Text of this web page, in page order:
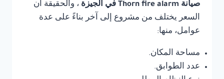
صيانة Thorn fire alarm في الجيزة
، والحقيقة أن
السعر يختلف من مشروع إلى آخر بناءً على عدة
عوامل، منها:
مساحة المكان.
عدد الطوابق.